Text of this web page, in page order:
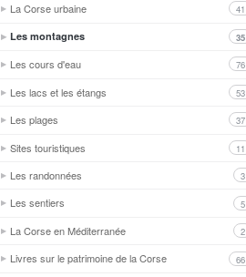
La Corse urbaine 41
Les montagnes 35
Les cours d'eau 76
Les lacs et les étangs 53
Les plages 37
Sites touristiques 11
Les randonnées 3
Les sentiers 5
La Corse en Méditerranée 2
Livres sur le patrimoine de la Corse 66